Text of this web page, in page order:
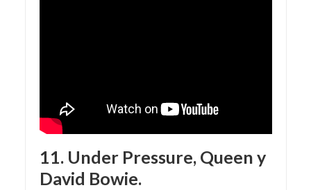
11. Under Pressure, Queen y
David Bowie.